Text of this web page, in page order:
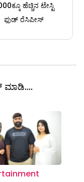
ಹೆಚ್ಚಿನ ಟೇಸ್ಟಿ
ಫುಡ್ ರೆಸಿಪೀಸ್
ಮಾಡಿ....